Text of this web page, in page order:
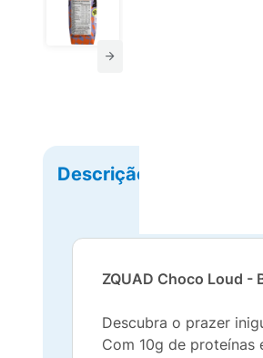
Descrição Ficha
ZQUAD Choco Loud -
Descubra o prazer
Com 10g de proteínas